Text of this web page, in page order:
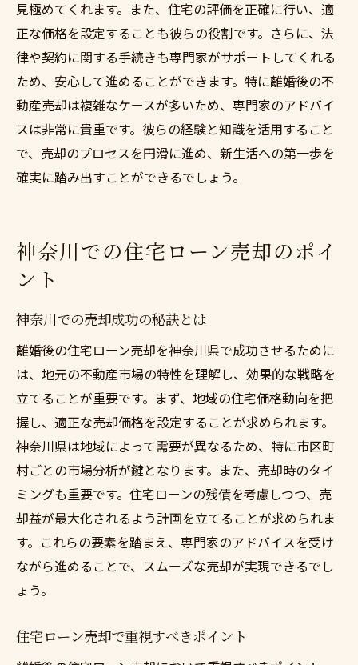
見極めてくれます。また、住宅の評価を正確に行い、適
正な価格を設定することも彼らの役割です。さらに、法
律や契約に関する手続きも専門家がサポートしてくれる
ため、安心して進めることができます。特に離婚後の不
動産売却は複雑なケースが多いため、専門家のアドバイ
スは非常に貴重です。彼らの経験と知識を活用すること
で、売却のプロセスを円滑に進め、新生活への第一歩を
確実に踏み出すことができるでしょう。
神奈川での住宅ローン売却のポイ
ント
神奈川での売却成功の秘訣とは
離婚後の住宅ローン売却を神奈川県で成功させるために
は、地元の不動産市場の特性を理解し、効果的な戦略を
立てることが重要です。まず、地域の住宅価格動向を把
握し、適正な売却価格を設定することが求められます。
神奈川県は地域によって需要が異なるため、特に市区町
村ごとの市場分析が鍵となります。また、売却時のタイ
ミングも重要です。住宅ローンの残債を考慮しつつ、売
却益が最大化されるよう計画を立てることが求められま
す。これらの要素を踏まえ、専門家のアドバイスを受け
ながら進めることで、スムーズな売却が実現できるでし
ょう。
住宅ローン売却で重視すべきポイント